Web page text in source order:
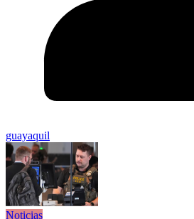
guayaquil
Noticias